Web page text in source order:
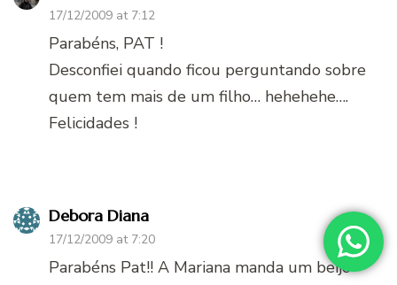
17/12/2009 at 7:12
Parabéns, PAT !
Desconfiei quando ficou perguntando sobre
quem tem mais de um filho… hehehehe….
Felicidades !
Debora Diana
17/12/2009 at 7:20
Parabéns Pat!! A Mariana manda um beijo